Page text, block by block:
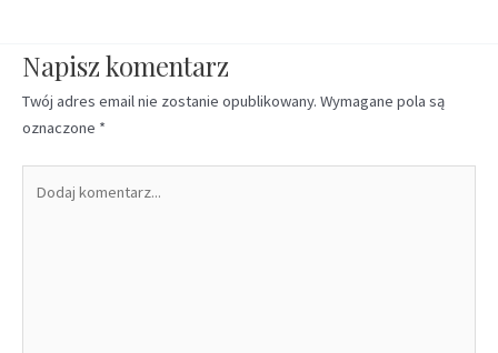
Napisz komentarz
Twój adres email nie zostanie opublikowany. Wymagane pola są
oznaczone *
komentarz...